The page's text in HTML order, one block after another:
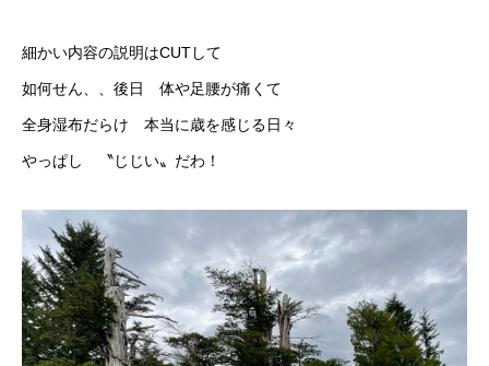
細かい内容の説明はCUTして
如何せん、、後日 体や足腰が痛くて
全身湿布だらけ 本当に歳を感じる日々
やっぱし 〝じじい〟だわ！